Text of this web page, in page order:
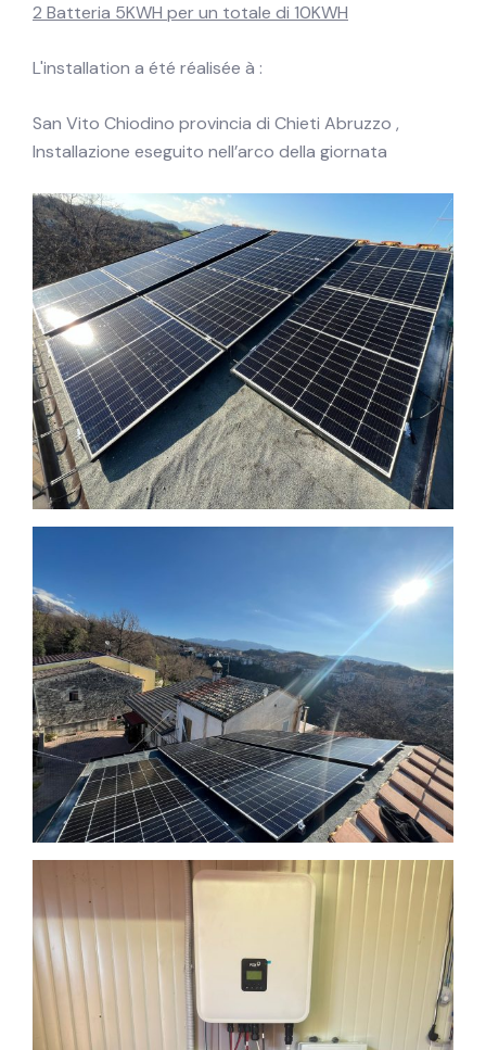
2 Batteria 5KWH per un totale di 10KWH
L'installation a été réalisée à :
San Vito Chiodino provincia di Chieti Abruzzo ,
Installazione eseguito nell’arco della giornata